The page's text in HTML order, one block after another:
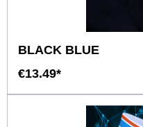
BLACK BLUE
€13.49*